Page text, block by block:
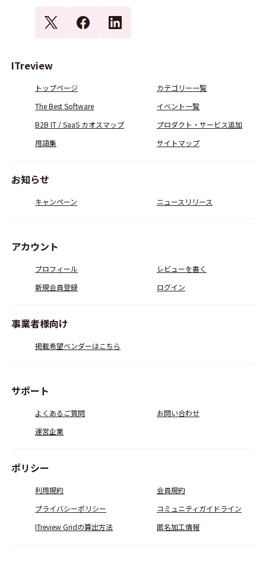
ITreview
トップページ
カテゴリー一覧
The Best Software
イベント一覧
B2B IT / SaaS カオスマップ
プロダクト・サービス追加
用語集
サイトマップ
お知らせ
キャンペーン ニュースリリース
アカウント
プロフィール
レビューを書く
新規会員登録
ログイン
事業者様向け
掲載希望ベンダーはこちら
サポート
よくあるご質問
お問い合わせ
運営企業
ポリシー
利用規約
会員規約
プライバシーポリシー
コミュニティガイドライン
ITreview Gridの算出方法
匿名加工情報